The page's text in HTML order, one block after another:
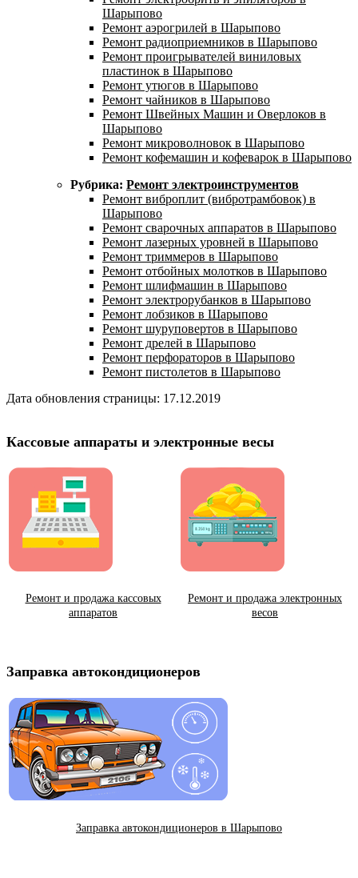
Шарыпово
Ремонт аэрогрилей в Шарыпово
Ремонт радиоприемников в Шарыпово
Ремонт проигрывателей виниловых
пластинок в Шарыпово
Ремонт утюгов в Шарыпово
Ремонт чайников в Шарыпово
Ремонт Швейных Машин и Оверлоков в
Шарыпово
Ремонт микроволновок в Шарыпово
Ремонт кофемашин и кофеварок в Шарыпово
Рубрика: Ремонт электроинструментов​
Ремонт виброплит (вибротрамбовок) в
Шарыпово
Ремонт сварочных аппаратов в Шарыпово
Ремонт лазерных уровней в Шарыпово
Ремонт триммеров в Шарыпово
Ремонт отбойных молотков в Шарыпово
Ремонт шлифмашин в Шарыпово
Ремонт электрорубанков в Шарыпово
Ремонт лобзиков в Шарыпово
Ремонт шуруповертов в Шарыпово
Ремонт дрелей в Шарыпово
Ремонт перфораторов в Шарыпово
Ремонт пистолетов в Шарыпово
Дата обновления страницы: 17.12.2019
Кассовые аппараты и электронные весы
Ремонт и продажа кассовых
аппаратов
Ремонт и продажа электронных
весов
Заправка автокондиционеров
Заправка автокондиционеров в Шарыпово